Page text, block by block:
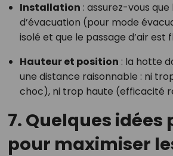
Installation : assurez-vous
d’évacuation (pour mode
isolé et que le passage d’air est
Hauteur et position : la hotte
une distance raisonnable : ni
choc), ni trop haute (efficacité
7. Quelques
pour maximiser